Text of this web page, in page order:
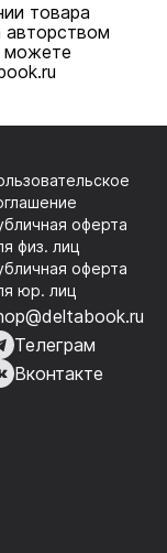
товара
авторством
можете
оферта
физ. лиц
оферта
юр. лиц
Телеграм
Вконтакте